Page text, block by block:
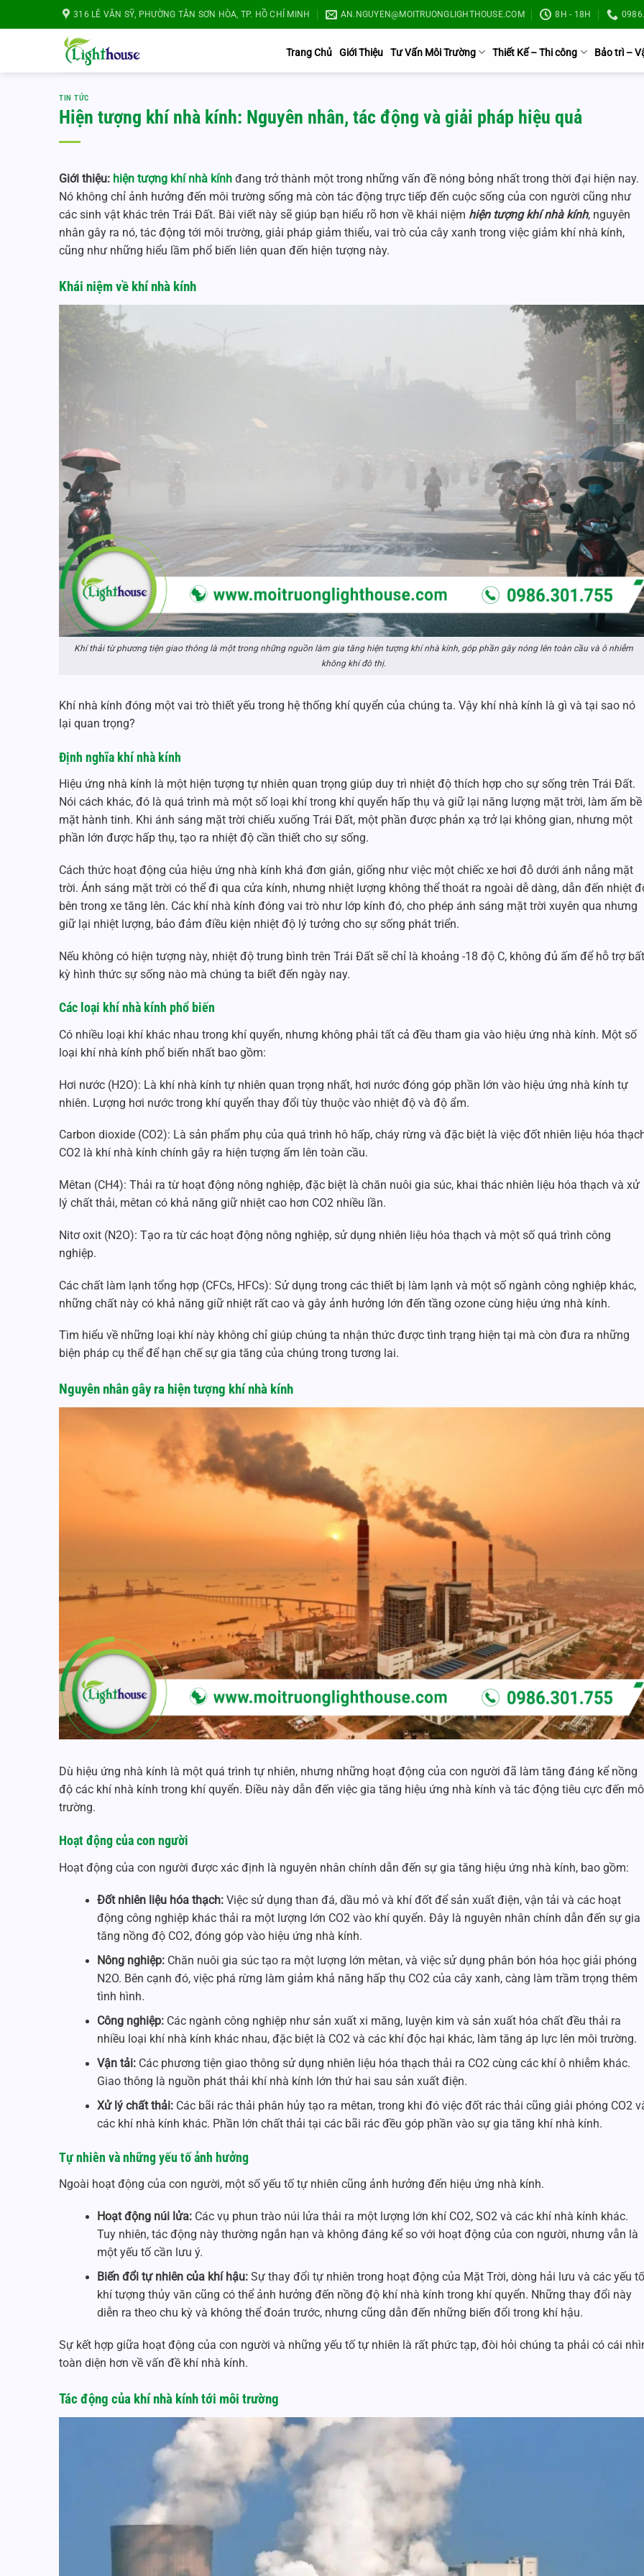
316 LÊ VĂN SỸ, PHƯỜNG TÂN SƠN HÒA, TP. HỒ CHÍ MINH AN.NGUYEN@MOITRUONGLIGHTHOUSE.COM 8H - 18H
Trang Chủ Giới Thiệu Tư Vấn Môi Trường Thiết Kế – Thi công Bảo trì –
TIN TỨC
Hiện tượng khí nhà kính: Nguyên nhân, tác động và giải pháp hiệu quả
Giới thiệu: hiện tượng khí nhà kính đang trở thành một trong những vấn đề nóng bỏng nhất trong thời đại hiện nay.
Nó không chỉ ảnh hưởng đến môi trường sống mà còn tác động trực tiếp đến cuộc sống của con người cũng như
các sinh vật khác trên Trái Đất. Bài viết này sẽ giúp bạn hiểu rõ hơn về khái niệm hiện tượng khí nhà kính, nguyên
nhân gây ra nó, tác động tới môi trường, giải pháp giảm thiểu, vai trò của cây xanh trong việc giảm khí nhà kính,
cũng như những hiểu lầm phổ biến liên quan đến hiện tượng này.
Khái niệm về khí nhà kính
Khí thải từ phương tiện giao thông là một trong những nguồn làm gia tăng hiện tượng khí nhà kính, góp phần gây nóng lên toàn cầu và ô nhiễm
không khí đô thị.
Khí nhà kính đóng một vai trò thiết yếu trong hệ thống khí quyển của chúng ta. Vậy khí nhà kính là gì và tại sao nó
lại quan trọng?
Định nghĩa khí nhà kính
Hiệu ứng nhà kính là một hiện tượng tự nhiên quan trọng giúp duy trì nhiệt độ thích hợp cho sự sống trên Trái Đất.
Nói cách khác, đó là quá trình mà một số loại khí trong khí quyển hấp thụ và giữ lại năng lượng mặt trời, làm ấm bề
mặt hành tinh. Khi ánh sáng mặt trời chiếu xuống Trái Đất, một phần được phản xạ trở lại không gian, nhưng một
phần lớn được hấp thụ, tạo ra nhiệt độ cần thiết cho sự sống.
Cách thức hoạt động của hiệu ứng nhà kính khá đơn giản, giống như việc một chiếc xe hơi đỗ dưới ánh nắng mặt
trời. Ánh sáng mặt trời có thể đi qua cửa kính, nhưng nhiệt lượng không thể thoát ra ngoài dễ dàng, dẫn đến nhiệt
bên trong xe tăng lên. Các khí nhà kính đóng vai trò như lớp kính đó, cho phép ánh sáng mặt trời xuyên qua nhưng
giữ lại nhiệt lượng, bảo đảm điều kiện nhiệt độ lý tưởng cho sự sống phát triển.
Nếu không có hiện tượng này, nhiệt độ trung bình trên Trái Đất sẽ chỉ là khoảng -18 độ C, không đủ ấm để hỗ trợ bất
kỳ hình thức sự sống nào mà chúng ta biết đến ngày nay.
Các loại khí nhà kính phổ biến
Có nhiều loại khí khác nhau trong khí quyển, nhưng không phải tất cả đều tham gia vào hiệu ứng nhà kính. Một số
loại khí nhà kính phổ biến nhất bao gồm:
Hơi nước (H2O): Là khí nhà kính tự nhiên quan trọng nhất, hơi nước đóng góp phần lớn vào hiệu ứng nhà kính tự
nhiên. Lượng hơi nước trong khí quyển thay đổi tùy thuộc vào nhiệt độ và độ ẩm.
Carbon dioxide (CO2): Là sản phẩm phụ của quá trình hô hấp, cháy rừng và đặc biệt là việc đốt nhiên liệu hóa
CO2 là khí nhà kính chính gây ra hiện tượng ấm lên toàn cầu.
Mêtan (CH4): Thải ra từ hoạt động nông nghiệp, đặc biệt là chăn nuôi gia súc, khai thác nhiên liệu hóa thạch và xử
lý chất thải, mêtan có khả năng giữ nhiệt cao hơn CO2 nhiều lần.
Nitơ oxit (N2O): Tạo ra từ các hoạt động nông nghiệp, sử dụng nhiên liệu hóa thạch và một số quá trình công
nghiệp.
Các chất làm lạnh tổng hợp (CFCs, HFCs): Sử dụng trong các thiết bị làm lạnh và một số ngành công nghiệp khác,
những chất này có khả năng giữ nhiệt rất cao và gây ảnh hưởng lớn đến tầng ozone cùng hiệu ứng nhà kính.
Tìm hiểu về những loại khí này không chỉ giúp chúng ta nhận thức được tình trạng hiện tại mà còn đưa ra những
biện pháp cụ thể để hạn chế sự gia tăng của chúng trong tương lai.
Nguyên nhân gây rahiện tượng khí nhà kính
Dù hiệu ứng nhà kính là một quá trình tự nhiên, nhưng những hoạt động của con người đã làm tăng đáng kể nồng
độ các khí nhà kính trong khí quyển. Điều này dẫn đến việc gia tăng hiệu ứng nhà kính và tác động tiêu cực đến
trường.
Hoạt động của con người
Hoạt động của con người được xác định là nguyên nhân chính dẫn đến sự gia tăng hiệu ứng nhà kính, bao gồm:
Đốt nhiên liệu hóa thạch: Việc sử dụng than đá, dầu mỏ và khí đốt để sản xuất điện, vận tải và các hoạt
động công nghiệp khác thải ra một lượng lớn CO2 vào khí quyển. Đây là nguyên nhân chính dẫn đến sự gia
tăng nồng độ CO2, đóng góp vào hiệu ứng nhà kính.
Nông nghiệp: Chăn nuôi gia súc tạo ra một lượng lớn mêtan, và việc sử dụng phân bón hóa học giải phóng
N2O. Bên cạnh đó, việc phá rừng làm giảm khả năng hấp thụ CO2 của cây xanh, càng làm trầm trọng thêm
tình hình.
Công nghiệp: Các ngành công nghiệp như sản xuất xi măng, luyện kim và sản xuất hóa chất đều thải ra
nhiều loại khí nhà kính khác nhau, đặc biệt là CO2 và các khí độc hại khác, làm tăng áp lực lên môi trường.
Vận tải: Các phương tiện giao thông sử dụng nhiên liệu hóa thạch thải ra CO2 cùng các khí ô nhiễm khác.
Giao thông là nguồn phát thải khí nhà kính lớn thứ hai sau sản xuất điện.
Xử lý chất thải: Các bãi rác thải phân hủy tạo ra mêtan, trong khi đó việc đốt rác thải cũng giải phóng CO2
các khí nhà kính khác. Phần lớn chất thải tại các bãi rác đều góp phần vào sự gia tăng khí nhà kính.
Tự nhiên và những yếu tố ảnh hưởng
Ngoài hoạt động của con người, một số yếu tố tự nhiên cũng ảnh hưởng đến hiệu ứng nhà kính.
Hoạt động núi lửa: Các vụ phun trào núi lửa thải ra một lượng lớn khí CO2, SO2 và các khí nhà kính khác.
Tuy nhiên, tác động này thường ngắn hạn và không đáng kể so với hoạt động của con người, nhưng vẫn là
một yếu tố cần lưu ý.
Biến đổi tự nhiên của khí hậu: Sự thay đổi tự nhiên trong hoạt động của Mặt Trời, dòng hải lưu và các yếu
khí tượng thủy văn cũng có thể ảnh hưởng đến nồng độ khí nhà kính trong khí quyển. Những thay đổi này
diễn ra theo chu kỳ và không thể đoán trước, nhưng cũng dẫn đến những biến đổi trong khí hậu.
Sự kết hợp giữa hoạt động của con người và những yếu tố tự nhiên là rất phức tạp, đòi hỏi chúng ta phải có cái
toàn diện hơn về vấn đề khí nhà kính.
Tác động của khí nhà kính tới môi trường